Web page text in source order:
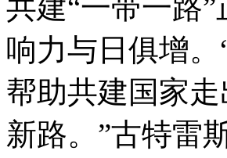
共建“一带一路
响力与日俱增
帮助共建国家
新路。”古特雷